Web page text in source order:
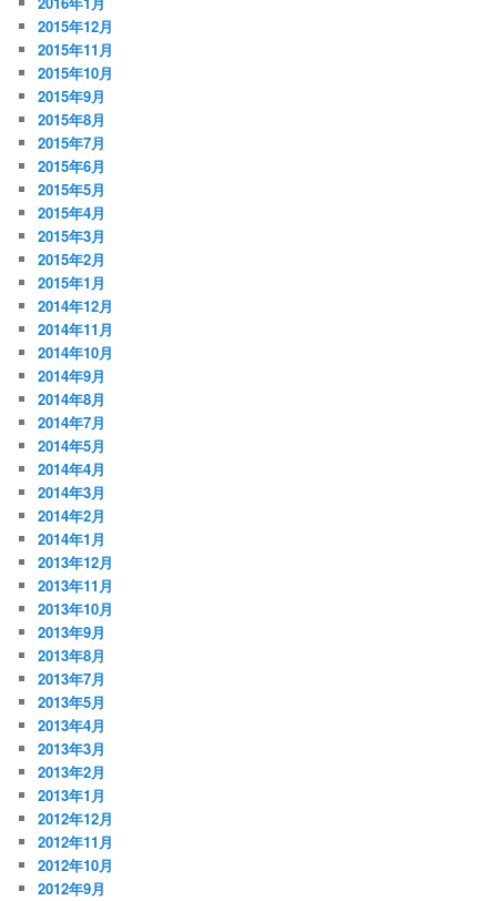
2015年12月
2015年11月
2015年10月
2015年9月
2015年8月
2015年7月
2015年6月
2015年5月
2015年4月
2015年3月
2015年2月
2015年1月
2014年12月
2014年11月
2014年10月
2014年9月
2014年8月
2014年7月
2014年5月
2014年4月
2014年3月
2014年2月
2014年1月
2013年12月
2013年11月
2013年10月
2013年9月
2013年8月
2013年7月
2013年5月
2013年4月
2013年3月
2013年2月
2013年1月
2012年12月
2012年11月
2012年10月
2012年9月